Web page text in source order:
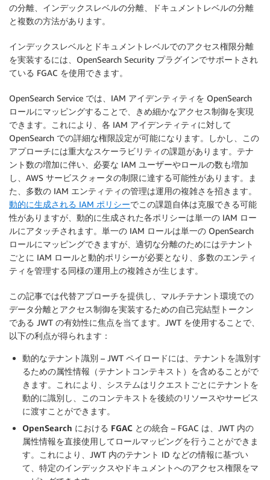
の分離、インデックスレベルの分離、ドキュメントレベルの分離
と複数の方法があります。
インデックスレベルとドキュメントレベルでのアクセス権限分離
を実装するには、OpenSearch Security プラグインでサポートされ
ている FGAC を使用できます。
OpenSearch Service では、IAM アイデンティティを OpenSearch
ロールにマッピングすることで、きめ細かなアクセス制御を実現
できます。これにより、各 IAM アイデンティティに対して
OpenSearch での詳細な権限設定が可能になります。しかし、この
アプローチには重大なスケーラビリティの課題があります。テナ
ント数の増加に伴い、必要な IAM ユーザーやロールの数も増加
し、AWS サービスクォータの制限に達する可能性があります。ま
た、多数の IAM エンティティの管理は運用の複雑さを招きます。
動的に生成される IAM ポリシーでこの課題自体は克服できる可能
性がありますが、動的に生成された各ポリシーは単一の IAM ロー
ルにアタッチされます。単一の IAM ロールは単一の OpenSearch
ロールにマッピングできますが、適切な分離のためにはテナント
ごとに IAM ロールと動的ポリシーが必要となり、多数のエンティ
ティを管理する同様の運用上の複雑さが生じます。
この記事では代替アプローチを提供し、マルチテナント環境での
データ分離とアクセス制御を実装するための自己完結型トークン
である JWT の有効性に焦点を当てます。JWT を使用することで、
以下の利点が得られます：
動的なテナント識別 – JWT ペイロードには、テナントを識別す
るための属性情報（テナントコンテキスト）を含めることがで
きます。これにより、システムはリクエストごとにテナントを
動的に識別し、このコンテキストを後続のリソースやサービス
に渡すことができます。
OpenSearch における FGAC との統合 – FGAC は、JWT 内の
属性情報を直接使用してロールマッピングを行うことができま
す。これにより、JWT 内のテナント ID などの情報に基づい
て、特定のインデックスやドキュメントへのアクセス権限をマ